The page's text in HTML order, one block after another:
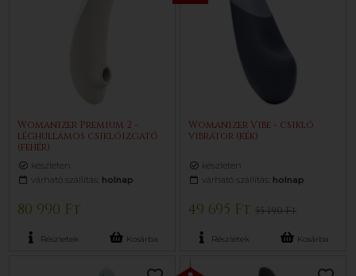
Womanizer Premium 2 -
léghullámos csiklóizgató
(fehér)
készleten
várható szállítás: holnap
80 990 Ft
Részletek Kosárba
Womanizer Vibe - csikló
vibrátor (kék)
készleten
várható szállítás: holnap
49 695 Ft55 190 Ft
Részletek Kosárba